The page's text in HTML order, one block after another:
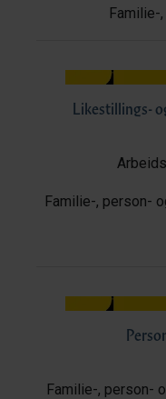
Familie-
Likestillings-
Familie-, person-
Familie-, person-